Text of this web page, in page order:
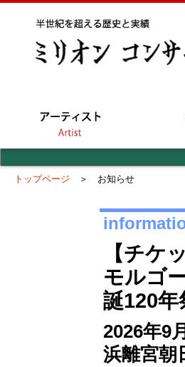
トップページ ＞ お知らせ
【チケ
モルゴ
誕120
2026年9
浜離宮朝